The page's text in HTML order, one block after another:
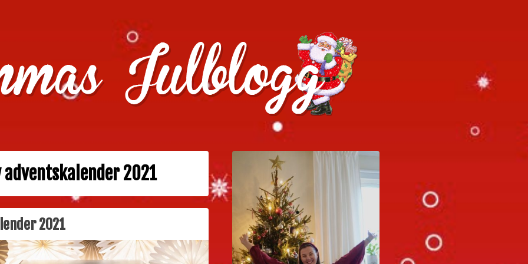
julklappstips, julkalendrar, adventskalendrar , julpyssel och julrecept!
2021
2021